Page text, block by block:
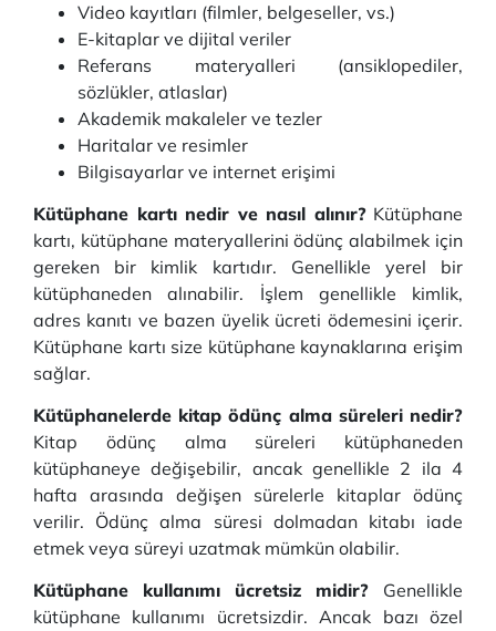
Video kayıtları (filmler, belgeseller, vs.)
E-kitaplar ve dijital veriler
Referans materyalleri (ansiklopediler,
sözlükler, atlaslar)
Akademik makaleler ve tezler
Haritalar ve resimler
Bilgisayarlar ve internet erişimi
Kütüphane kartı nedir ve nasıl alınır?Kütüphane
kartı, kütüphane materyallerini ödünç alabilmek için
gereken bir kimlik kartıdır. Genellikle yerel bir
kütüphaneden alınabilir. İşlem genellikle kimlik,
adres kanıtı ve bazen üyelik ücreti ödemesini içerir.
Kütüphane kartı size kütüphane kaynaklarına erişim
sağlar.
Kütüphanelerde kitap ödünç alma süreleri nedir?
Kitap ödünç alma süreleri kütüphaneden
kütüphaneye değişebilir, ancak genellikle 2 ila 4
hafta arasında değişen sürelerle kitaplar ödünç
verilir. Ödünç alma süresi dolmadan kitabı iade
etmek veya süreyi uzatmak mümkün olabilir.
Kütüphane kullanımı ücretsiz midir? Genellikle
kütüphane kullanımı ücretsizdir. Ancak bazı özel